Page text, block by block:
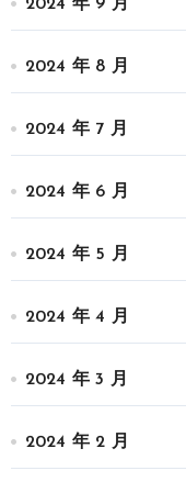
2024 年 9 月
2024 年 8 月
2024 年 7 月
2024 年 6 月
2024 年 5 月
2024 年 4 月
2024 年 3 月
2024 年 2 月